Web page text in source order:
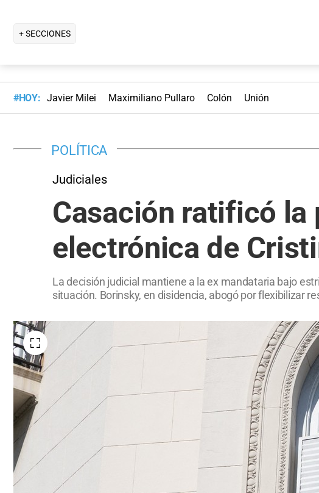
+ SECCIONES
#HOY: Javier Milei Maximiliano Pullaro Colón Unión
POLÍTICA
Judiciales
Casación ratificó
electrónica de
La decisión judicial mantiene a la ex mandataria bajo
situación. Borinsky, en disidencia, abogó por flexibilizar